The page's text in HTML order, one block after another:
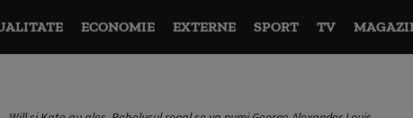
ECONOMIE EXTERNE SPORT TV